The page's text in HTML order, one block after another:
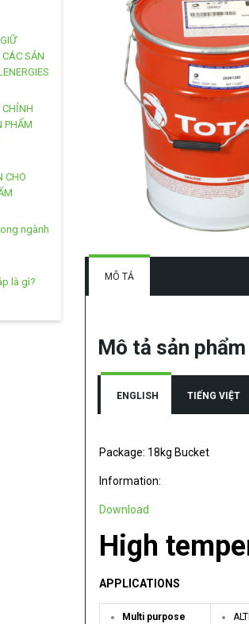
MÔ TẢ
Mô tả sản phẩm
ENGLISH TIẾNG VIỆT
Package: 18kg Bucket
Information:
Download
High
APPLICATIONS
Multi purpose
SẢN
PHẨM
CHO
ngành
là gì?